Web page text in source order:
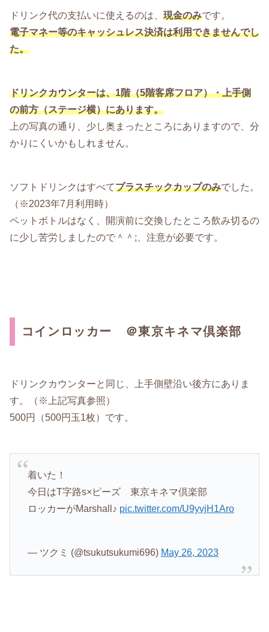
ドリンク代の支払いに使えるのは、 現金のみです。
電子マネー等のキャッシュレス決済は利用できませんでし
た。
ドリンクカウンターは、1階（5階客席フロア）・上手側
の前方（ステージ横）にあります。
上の写真の通り、少し奥まったところにありますので、分
かりにくいかもしれません。
ソフトドリンクはすべてプラスチックカップのみでした。
（※2023年7月利用時）
ペットボトルはなく、開演前に交換したところ飲み切るの
に少し苦労しましたので＾＾;、注意が必要です。
コインロッカー ＠東京キネマ倶楽部
ドリンクカウンターと同じ、上手側壁沿い後方にありま
す。（※上記写真参照）
500円（500円玉1枚）です。
着いた！
今日はT字路s×ピーズ 東京キネマ倶楽部
ロッカーがMarshall♪ pic.twitter.com/U9yvjH1Aro
— ツクミ (@tsukutsukumi696) May 26, 2023